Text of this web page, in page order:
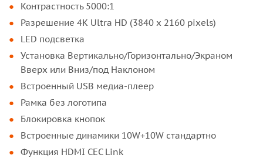
Контрастность 5000:1
Разрешение 4K Ultra HD (3840 x 2160 pixels)
LED подсветка
Установка Вертикально/Горизонтально/Экраном
Вверх или Вниз/под Наклоном
Встроенный USB медиа-плеер
Рамка без логотипа
Блокировка кнопок
Встроенные динамики 10W+10W стандартно
Функция HDMI CEC Link